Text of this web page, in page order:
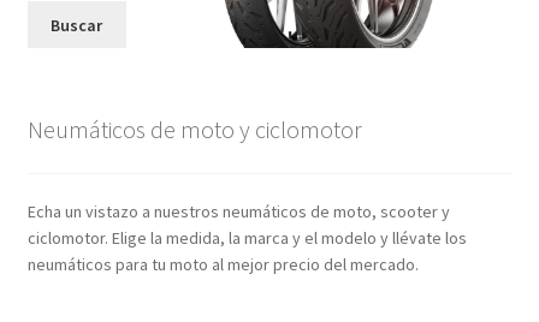
Buscar
Neumáticos de moto y ciclomotor
Echa un vistazo a nuestros neumáticos de moto, scooter y
ciclomotor. Elige la medida, la marca y el modelo y llévate los
neumáticos para tu moto al mejor precio del mercado.